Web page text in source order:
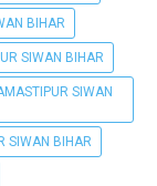
BIHAR
SIWAN BIHAR
SIWAN
SIWAN BIHAR